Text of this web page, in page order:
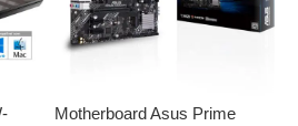
Motherboard Asus Prime